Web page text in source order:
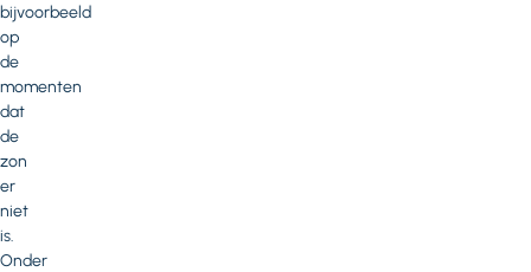
bijvoorbeeld
op
de
momenten
dat
de
zon
er
niet
is.
Onder